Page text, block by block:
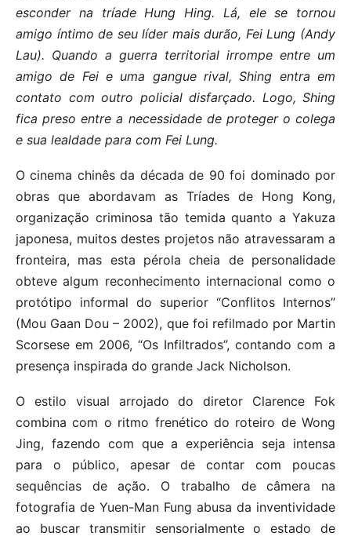
esconder na tríade Hung Hing. Lá, ele se tornou
amigo íntimo de seu líder mais durão, Fei Lung (Andy
Lau). Quando a guerra territorial irrompe entre um
amigo de Fei e uma gangue rival, Shing entra em
contato com outro policial disfarçado. Logo, Shing
fica preso entre a necessidade de proteger o colega
e sua lealdade para com Fei Lung.
O cinema chinês da década de 90 foi dominado por
obras que abordavam as Tríades de Hong Kong,
organização criminosa tão temida quanto a Yakuza
japonesa, muitos destes projetos não atravessaram a
fronteira, mas esta pérola cheia de personalidade
obteve algum reconhecimento internacional como o
protótipo informal do superior “Conflitos Internos”
(Mou Gaan Dou – 2002), que foi refilmado por Martin
Scorsese em 2006, “Os Infiltrados”, contando com a
presença inspirada do grande Jack Nicholson.
O estilo visual arrojado do diretor Clarence Fok
combina com o ritmo frenético do roteiro de Wong
Jing, fazendo com que a experiência seja intensa
para o público, apesar de contar com poucas
sequências de ação. O trabalho de câmera na
fotografia de Yuen-Man Fung abusa da inventividade
ao buscar transmitir sensorialmente o estado de